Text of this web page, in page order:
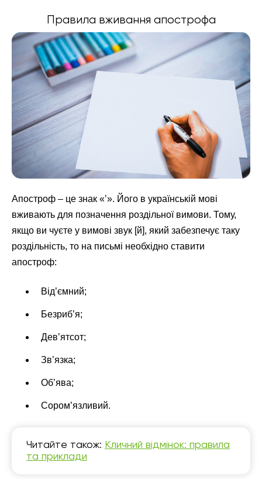
Правила вживання апострофа
Апостроф – це знак «’». Його в українській мові
вживають для позначення роздільної вимови. Тому,
якщо ви чуєте у вимові звук [й], який забезпечує таку
роздільність, то на письмі необхідно ставити
апостроф:
Від’ємний;
Безриб’я;
Дев’ятсот;
Зв’язка;
Об’ява;
Сором’язливий.
Читайте також: Кличний відмінок: правила
та приклади